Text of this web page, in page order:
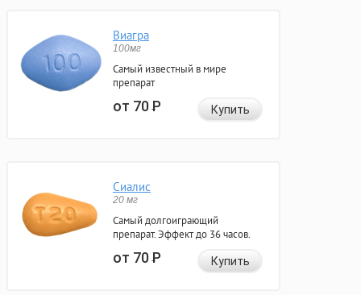
Виагра
100мг
Самый известный в мире
препарат
от 70Р Купить
Сиалис
20 мг
Самый долгоиграющий
препарат. Эффект до 36 часов.
от 70Р Купить